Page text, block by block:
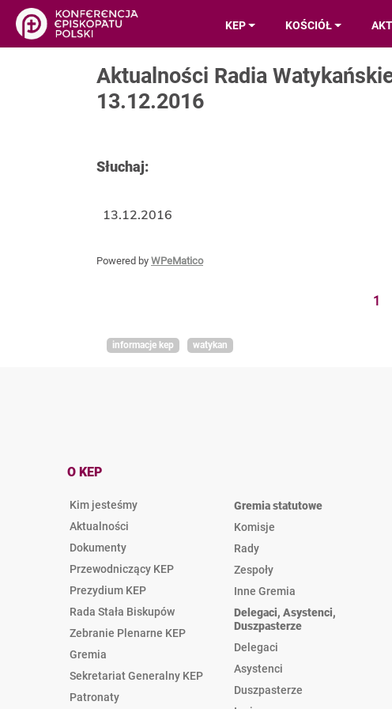
KEP KOŚCIÓŁ
Aktualności Radia
13.12.2016
Słuchaj:
Powered by WPeMatico
1
13.12.2016
informacje kep watykan
O KEP
Kim jesteśmy
Aktualności
Dokumenty
Przewodniczący KEP
Prezydium KEP
Rada Stała Biskupów
Zebranie Plenarne KEP
Gremia
Sekretariat Generalny KEP
Patronaty
Gremia statutowe
Komisje
Rady
Zespoły
Inne Gremia
Delegaci, Asystenci,
Duszpasterze
Delegaci
Asystenci
Duszpasterze